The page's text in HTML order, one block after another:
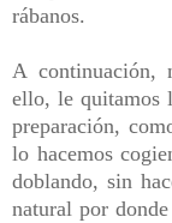
rábanos.
A continuación,
ello, le quitamos
preparación,
lo hacemos c
doblando, sin
natural por